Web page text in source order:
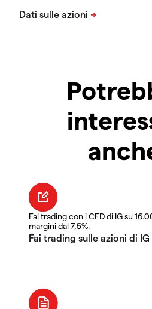
Fai trading con i CFD di IG su
margini dal 7,5%.